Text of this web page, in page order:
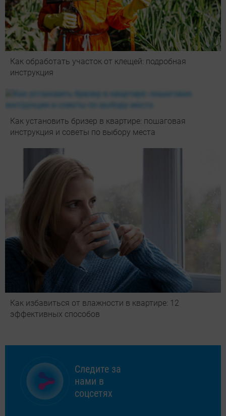
Как обработать участок от клещей: подробная
инструкция
Как установить бризер в квартире: пошаговая
инструкция и советы по выбору места
Как избавиться от влажности в квартире: 12
эффективных способов
Следите за
нами в
соцсетях